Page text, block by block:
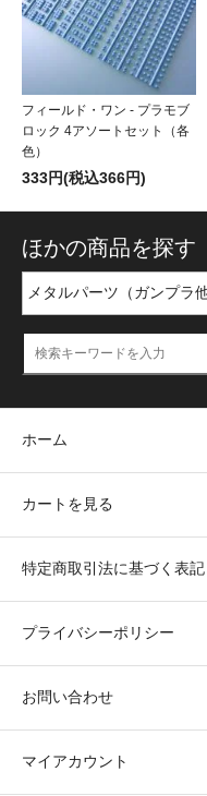
フィールド・ワン - プラモブ
ロック 4アソートセット（各
色）
333円(税込366円)
ほかの商品を探す
ホーム
カートを見る
特定商取引法に基づく表記
プライバシーポリシー
お問い合わせ
マイアカウント